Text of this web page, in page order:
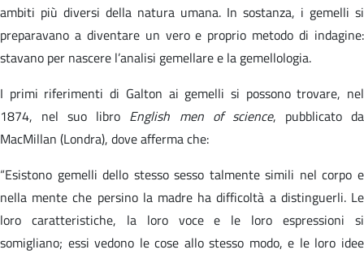
ambiti più diversi della natura umana. In sostanza, i gemelli si
preparavano a diventare un vero e proprio metodo di indagine:
stavano per nascere l’analisi gemellare e la gemellologia.
I primi riferimenti di Galton ai gemelli si possono trovare, nel
1874, nel suo libro English men of science, pubblicato da
MacMillan (Londra), dove afferma che:
“Esistono gemelli dello stesso sesso talmente simili nel corpo e
nella mente che persino la madre ha difficoltà a distinguerli. Le
loro caratteristiche, la loro voce e le loro espressioni si
somigliano; essi vedono le cose allo stesso modo, e le loro idee